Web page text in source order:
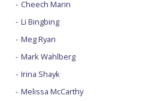
Cheech Marin
Li Bingbing
Meg Ryan
Mark Wahlberg
Irina Shayk
Melissa McCarthy